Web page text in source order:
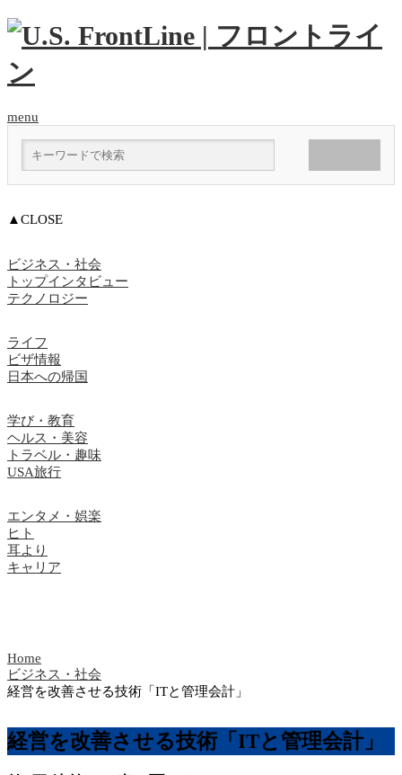
menu
▲CLOSE
ビジネス・社会
トップインタビュー
テクノロジー
ライフ
ビザ情報
日本への帰国
学び・教育
ヘルス・美容
トラベル・趣味
USA旅行
エンタメ・娯楽
ヒト
耳より
キャリア
Home
ビジネス・社会
経営を改善させる技術「ITと管理会計」
経営を改善させる技術「ITと管理会計」